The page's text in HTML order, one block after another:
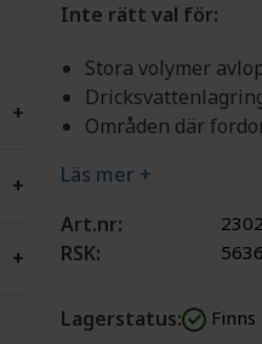
+
+
+
Inte rätt val för:
Stora volymer
Områden där
Läs mer +
Art.nr:
RSK:
Lagerstatus: